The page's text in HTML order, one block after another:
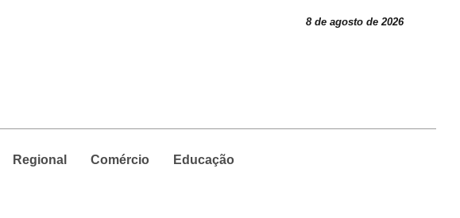
8 de agosto de 2026
Regional Comércio Educação